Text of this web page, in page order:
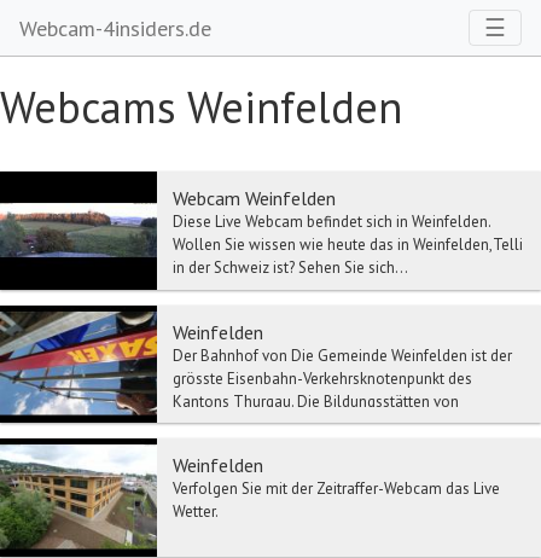
Webcam-4insiders.de ☰
Webcams Weinfelden
Webcam Weinfelden
Diese Live Webcam befindet sich in Weinfelden.
Wollen Sie wissen wie heute das in Weinfelden,Telli
in der Schweiz ist? Sehen Sie sich...
Weinfelden
Der Bahnhof von Die Gemeinde Weinfelden ist der
grösste Eisenbahn-Verkehrsknotenpunkt des
Kantons Thurgau. Die Bildungsstätten von
Weinfelden umfa...
Weinfelden
Verfolgen Sie mit der Zeitraffer-Webcam das Live
Wetter.